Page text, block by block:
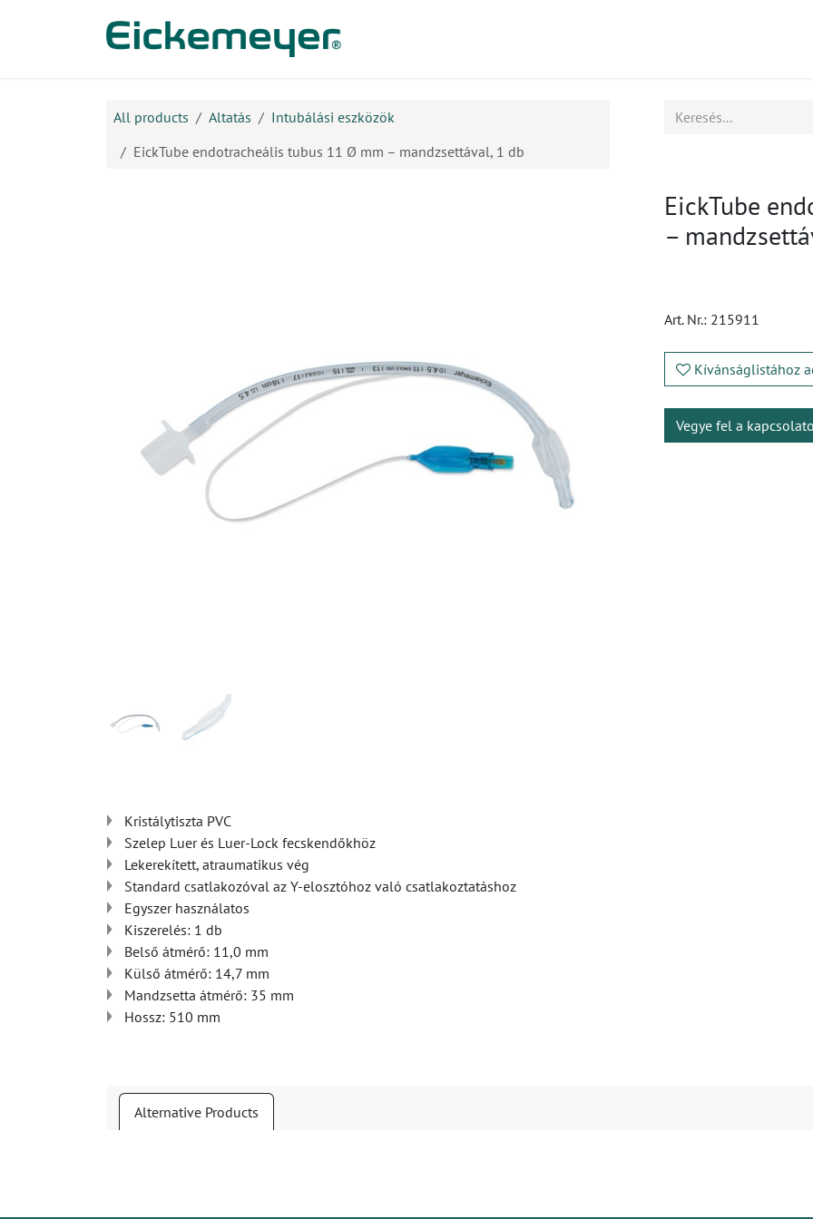
All products Altatás
Intubálási eszközök
EickTube endotracheális tubus 11 Ø mm – mandzsettával, 1 db
EickTube
–
Art. Nr.: 215911
Kívánságlistához
Vegye fel a
Kristálytiszta PVC
Szelep Luer és Luer-Lock fecskendőkhöz
Lekerekített, atraumatikus vég
Standard csatlakozóval az Y-elosztóhoz való csatlakoztatáshoz
Egyszer használatos
Kiszerelés: 1 db
Belső átmérő: 11,0 mm
Külső átmérő: 14,7 mm
Mandzsetta átmérő: 35 mm
Hossz: 510 mm
Alternative Products